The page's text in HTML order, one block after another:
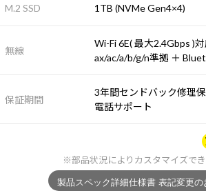
M.2 SSD 1TB (NVMe Gen4×4)
無線
Wi-Fi 6E( 最大2.4Gbps )
ax/ac/a/b/g/n準拠 ＋
保証期間
3年間センドバック修理
電話サポート
※部品状況によりカスタマイズで